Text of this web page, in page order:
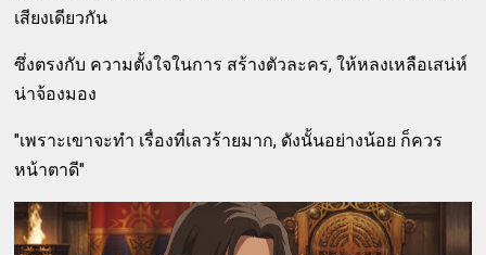
เสียงเดียวกัน
ซึ่งตรงกับ ความตั้งใจในการ สร้างตัวละคร, ให้หลงเหลือเสน่ห์
น่าจ้องมอง
"เพราะเขาจะทำ เรื่องที่เลวร้ายมาก, ดังนั้นอย่างน้อย ก็ควร
หน้าตาดี"